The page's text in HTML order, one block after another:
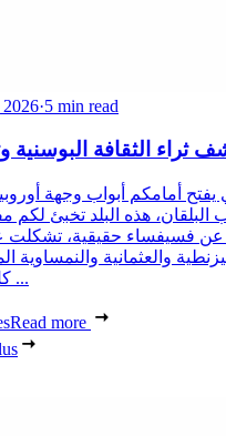
·5 min read
ثراء الثقافة البوسنية
يفتح أمامكم أبواب وجهة
هذه البلد تخبئ لكم
عن فسيفساء حقيقية، تشكلت
والعثمانية والنمساوية
كل منها ...
Read more